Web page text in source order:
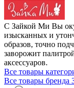
С Зайкой Ми Вы
изысканных и
образов, точно
заворожит
аксессуаров.
Все товары
Все товары бренда